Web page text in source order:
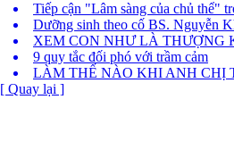
Tiếp cận "Lâm sàng của chủ thể"
Dưỡng sinh theo cố BS. Nguyễn
XEM CON NHƯ LÀ THƯỢNG
9 quy tắc đối phó với trầm cảm
LÀM THẾ NÀO KHI ANH CHỊ
[ Quay lại ]